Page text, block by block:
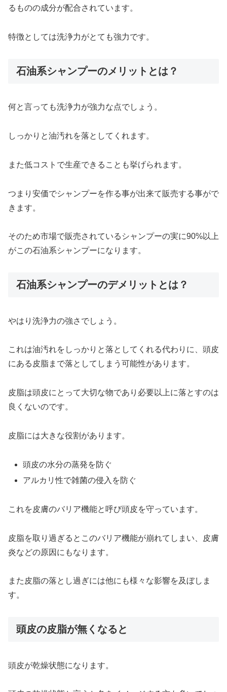
るものの成分が配合されています。
特徴としては洗浄力がとても強力です。
石油系シャンプーのメリットとは？
何と言っても洗浄力が強力な点でしょう。
しっかりと油汚れを落としてくれます。
また低コストで生産できることも挙げられます。
つまり安価でシャンプーを作る事が出来て販売する事がで
きます。
そのため市場で販売されているシャンプーの実に90%以上
がこの石油系シャンプーになります。
石油系シャンプーのデメリットとは？
やはり洗浄力の強さでしょう。
これは油汚れをしっかりと落としてくれる代わりに、頭皮
にある皮脂まで落としてしまう可能性があります。
皮脂は頭皮にとって大切な物であり必要以上に落とすのは
良くないのです。
皮脂には大きな役割があります。
頭皮の水分の蒸発を防ぐ
アルカリ性で雑菌の侵入を防ぐ
これを皮膚のバリア機能と呼び頭皮を守っています。
皮脂を取り過ぎるとこのバリア機能が崩れてしまい、皮膚
炎などの原因にもなります。
また皮脂の落とし過ぎには他にも様々な影響を及ぼしま
す。
頭皮の皮脂が無くなると
頭皮が乾燥状態になります。